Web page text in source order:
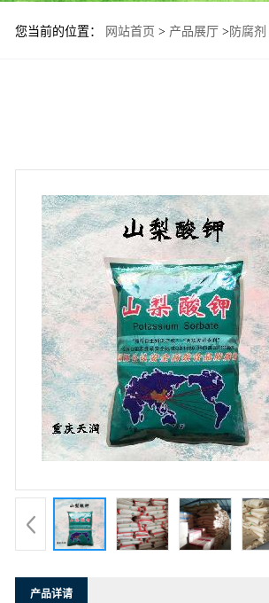
您当前的位置： 网站首页 > 产品展厅 >防腐剂
产品详请